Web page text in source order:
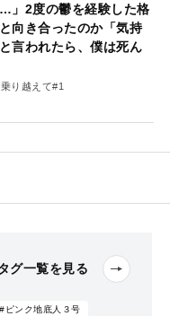
」2度の鬱を経験した格
向き合ったのか「気持
言われたら、僕は死ん
り越えて#1
グ一覧を見る
#ピンク地底人３号